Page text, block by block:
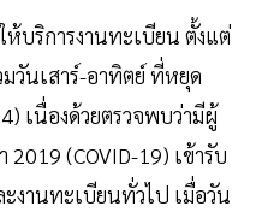
ห้บริการงานทะเบียน ตั้งแต่
วันเสาร์-อาทิตย์ ที่หยุด
เนื่องด้วยตรวจพบว่ามีผู้
(COVID-19) เข้ารับ
งานทะเบียนทั่วไป เมื่อวัน